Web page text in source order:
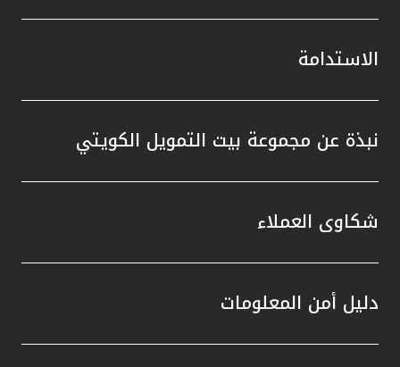
الاستدامة
نبذة عن مجموعة بيت التمويل الكويتي
شكاوى العملاء
دليل أمن المعلومات